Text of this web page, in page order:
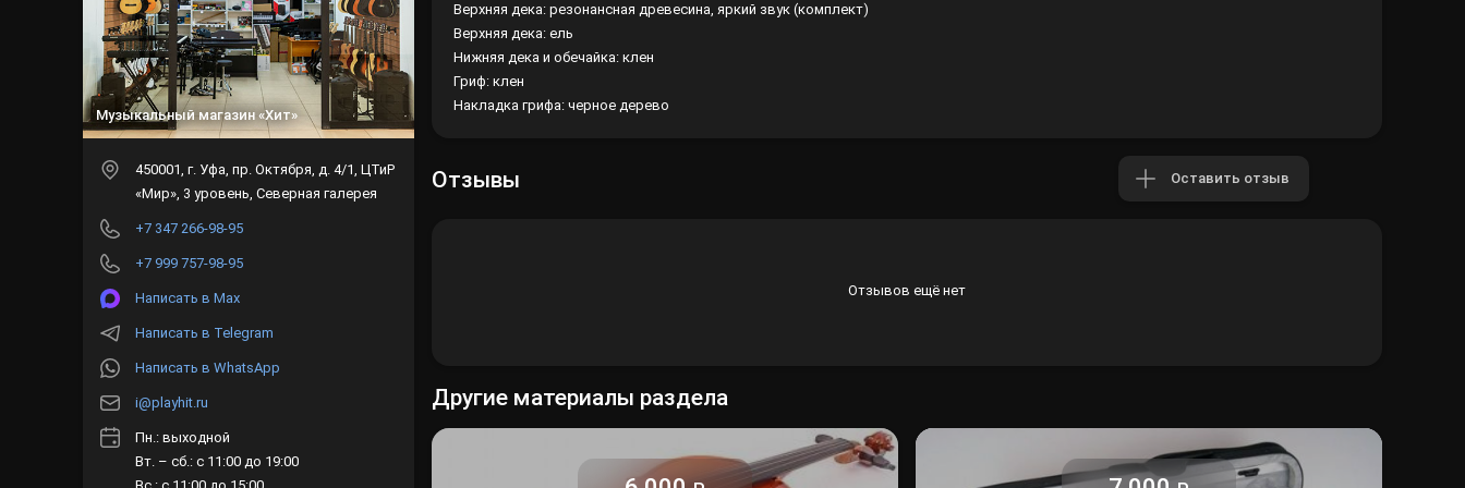
Верхняя дека: резонансная древесина, яркий звук (комплект)
Верхняя дека: ель
Нижняя дека и обечайка: клен
Гриф: клен
Накладка грифа: черное дерево
Отзывы Оставить отзыв
Отзывов ещё нет
Другие материалы раздела
Лампы
Светофильтры
Стробоскопы
Музыкальный магазин «Хит»
450001 , г. Уфа пр. Октября, д. 4/1, ЦТиР
«Мир», 3 уровень, Северная галерея
+7 347 266-98-95
+7 999 757-98-95
Написать в Max
Написать в Telegram
Написать в WhatsApp
i@playhit.ru
Пн.: выходной
Вт. – сб.: с 11:00 до 19:00